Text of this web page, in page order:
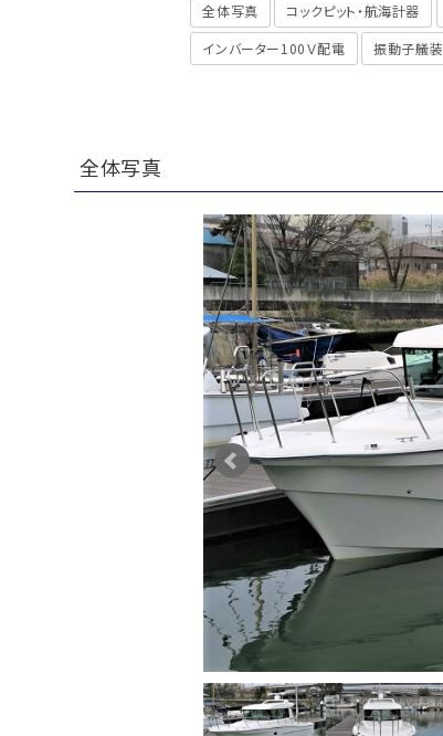
全体写真 コックピット・航海計器
インバーター100Ｖ配電
振動子艤装
全体写真